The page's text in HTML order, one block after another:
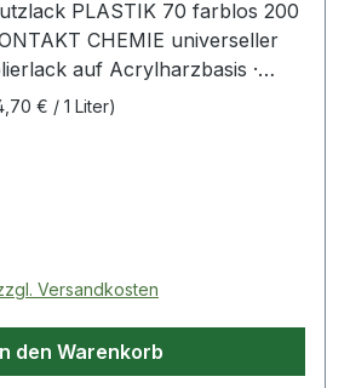
PLASTIK 70 farblos 200
CHEMIE universeller
auf Acrylharzbasis ·
hochisolierend · zwischen -40
aller Art
€ / 1 Liter)
Versandkosten
den Warenkorb